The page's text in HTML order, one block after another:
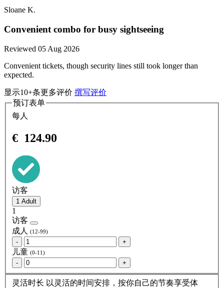
Sloane K.
Convenient combo for busy sightseeing
Reviewed 05 Aug 2026
Convenient tickets, though security lines still took longer than
expected.
显示10+条更多评价 撰写评价
预订表单
每人
€ 124.90
访客
1
访客
成人
(12-99)
- +
儿童 (0-11)
- +
灵活时长 以灵活的时间安排，按你自己的节奏享受体